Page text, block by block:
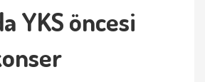
YKS öncesi